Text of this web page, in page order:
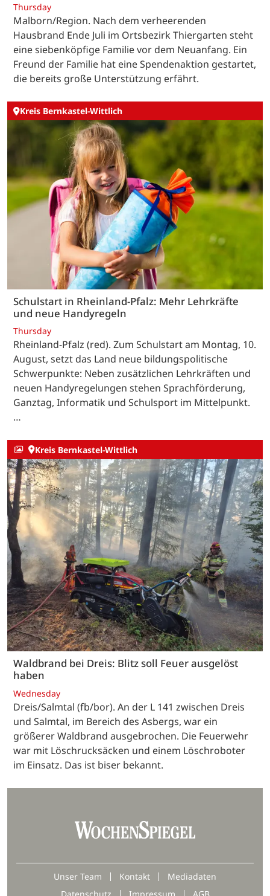
Thursday
Malborn/Region. Nach dem verheerenden
Hausbrand Ende Juli im Ortsbezirk Thiergarten steht
eine siebenköpfige Familie vor dem Neuanfang. Ein
Freund der Familie hat eine Spendenaktion gestartet,
die bereits große Unterstützung erfährt.
Kreis Bernkastel-Wittlich
Schulstart in Rheinland-Pfalz: Mehr Lehrkräfte
und neue Handyregeln
Thursday
Rheinland-Pfalz (red). Zum Schulstart am Montag, 10.
August, setzt das Land neue bildungspolitische
Schwerpunkte: Neben zusätzlichen Lehrkräften und
neuen Handyregelungen stehen Sprachförderung,
Ganztag, Informatik und Schulsport im Mittelpunkt.
…
Kreis Bernkastel-Wittlich
Waldbrand bei Dreis: Blitz soll Feuer ausgelöst
haben
Wednesday
Dreis/Salmtal (fb/bor). An der L 141 zwischen Dreis
und Salmtal, im Bereich des Asbergs, war ein
größerer Waldbrand ausgebrochen. Die Feuerwehr
war mit Löschrucksäcken und einem Löschroboter
im Einsatz. Das ist biser bekannt.
Unser Team Kontakt
Mediadaten
Datenschutz
Impressum AGB